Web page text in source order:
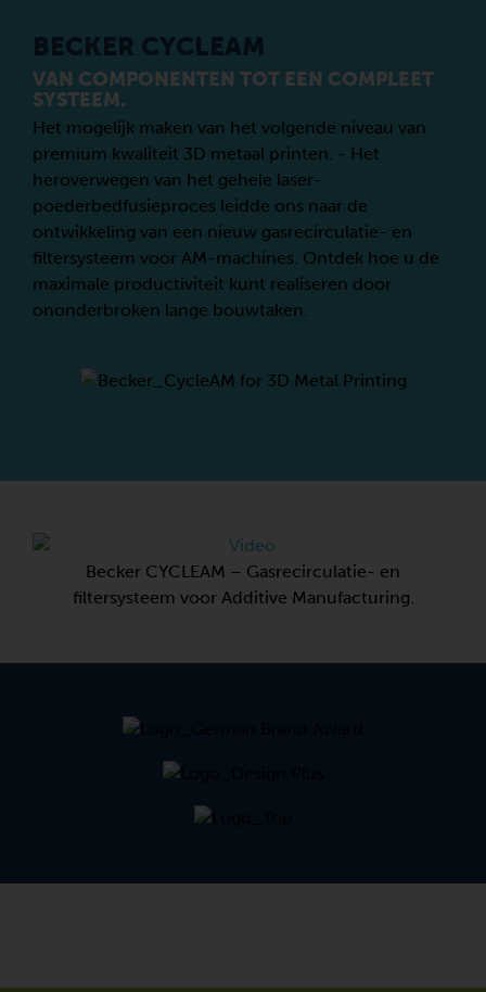
BECKER CYCLEAM
VAN COMPONENTEN TOT EEN COMPLEET
SYSTEEM.
Het mogelijk maken van het volgende niveau van
premium kwaliteit 3D metaal printen. - Het
heroverwegen van het gehele laser-
poederbedfusieproces leidde ons naar de
ontwikkeling van een nieuw gasrecirculatie- en
filtersysteem voor AM-machines. Ontdek hoe u de
maximale productiviteit kunt realiseren door
ononderbroken lange bouwtaken.
Becker CYCLEAM – Gasrecirculatie- en
filtersysteem voor Additive Manufacturing.